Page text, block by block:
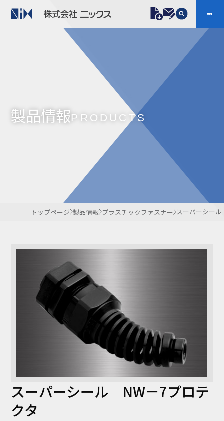
プラスチックファスナー 機構部品
ケーブルマーカー
樹脂継手、配管施工
防虫忌避製品ARINIX プリント基板実装関連
会社案内
IR
お問い合わせ 開発・導入実績
よくあるご質問
NIXのサスティナ
ビリティ
利用規約
製品情報PRODUCTS
トップページ 製品情報 プラスチックファスナー スーパーシー
スーパーシール NW－7プロテ
クタ